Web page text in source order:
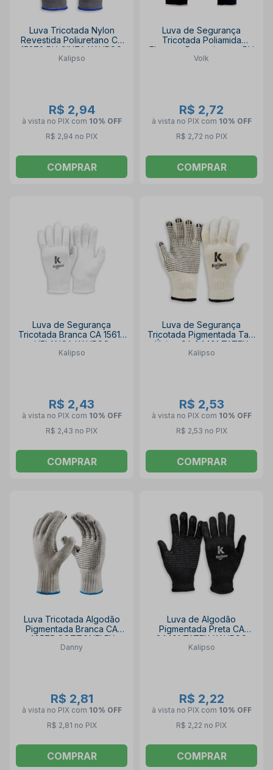
Luva Tricotada Nylon
Revestida Poliuretano CA
15272 PU CINZA KALIPSO
Kalipso
R$ 2,94
à vista no PIX com 10% OFF
R$ 2,94 no PIX
COMPRAR
Luva de Segurança
Tricotada Poliamida
Elastano Revestimento PU
Preta CA 30916 TATIL
Volk
R$ 2,72
à vista no PIX com 10% OFF
R$ 2,72 no PIX
COMPRAR
Luva de Segurança
Tricotada Branca CA 15616
HELANCA KALIPSO
Kalipso
R$ 2,43
à vista no PIX com 10% OFF
R$ 2,43 no PIX
COMPRAR
Luva de Segurança
Tricotada Pigmentada Tam
Único CA 34491 TATEX
BRANCA KALIPSO
Kalipso
R$ 2,53
à vista no PIX com 10% OFF
R$ 2,53 no PIX
COMPRAR
Luva Tricotada Algodão
Pigmentada Branca CA
46575 COTTONFLEX
DA10300 DANNY
Danny
R$ 2,81
à vista no PIX com 10% OFF
R$ 2,81 no PIX
COMPRAR
Luva de Algodão
Pigmentada Preta CA
34491 TATEX KALIPSO
Kalipso
R$ 2,22
à vista no PIX com 10% OFF
R$ 2,22 no PIX
COMPRAR